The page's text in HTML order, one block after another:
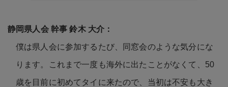
僕は県人会に参加するたび、同窓会のような気分にな
ります。これまで一度も海外に出たことがなくて、50
歳を目前に初めてタイに来たので、当初は不安も大き